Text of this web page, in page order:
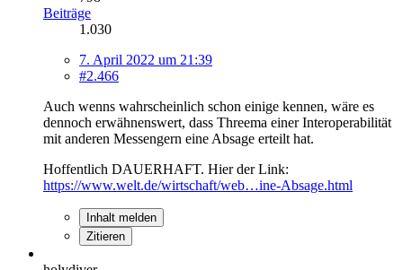
Beiträge
1.030
7. April 2022 um 21:39
#2.466
Auch wenns wahrscheinlich schon einige kennen, wäre es
dennoch erwähnenswert, dass Threema einer Interoperabilität
mit anderen Messengern eine Absage erteilt hat.
Hoffentlich DAUERHAFT. Hier der Link:
https://www.welt.de/wirtschaft/web…ine-Absage.html
Inhalt melden
Zitieren